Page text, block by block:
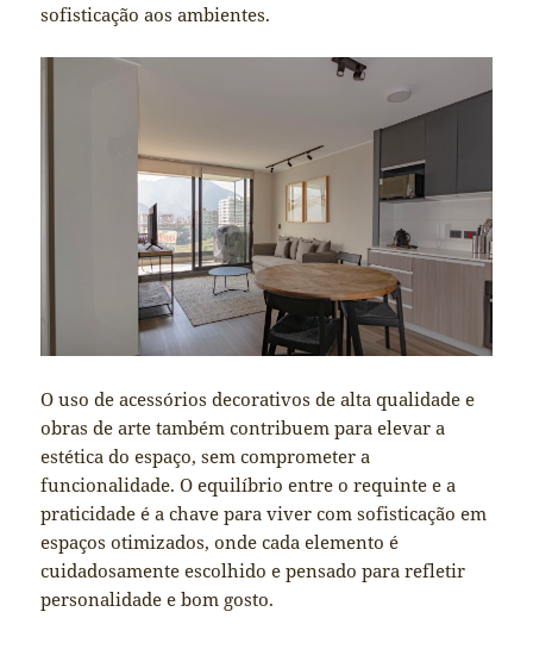
sofisticação aos ambientes.
O uso de acessórios decorativos de alta qualidade e
obras de arte também contribuem para elevar a
estética do espaço, sem comprometer a
funcionalidade. O equilíbrio entre o requinte e a
praticidade é a chave para viver com sofisticação em
espaços otimizados, onde cada elemento é
cuidadosamente escolhido e pensado para refletir
personalidade e bom gosto.